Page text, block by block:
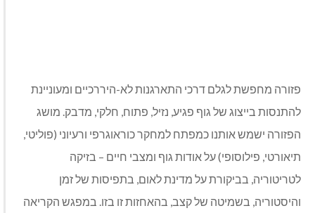
פזורה מחפשת לגלם דרכי התארגנות לא-היררכיים ומעוניינת
להתנסות בייצוג של גוף פגיע, נזיל, פתוח, חלקי, מדבק. מושג
הפזורה ישמש אותנו כמפתח למחקר כוראוגרפי ורעיוני (פוליטי,
תיאורטי, פילוסופי) על אודות גוף ומצבי חיים – בזיקה
לטריטוריה, בביקורת על מדינת לאום, בתפיסות של זמן
והיסטוריה, בשמיטה של קצב, בהאחזות זו בזו. במפגש הקריאה